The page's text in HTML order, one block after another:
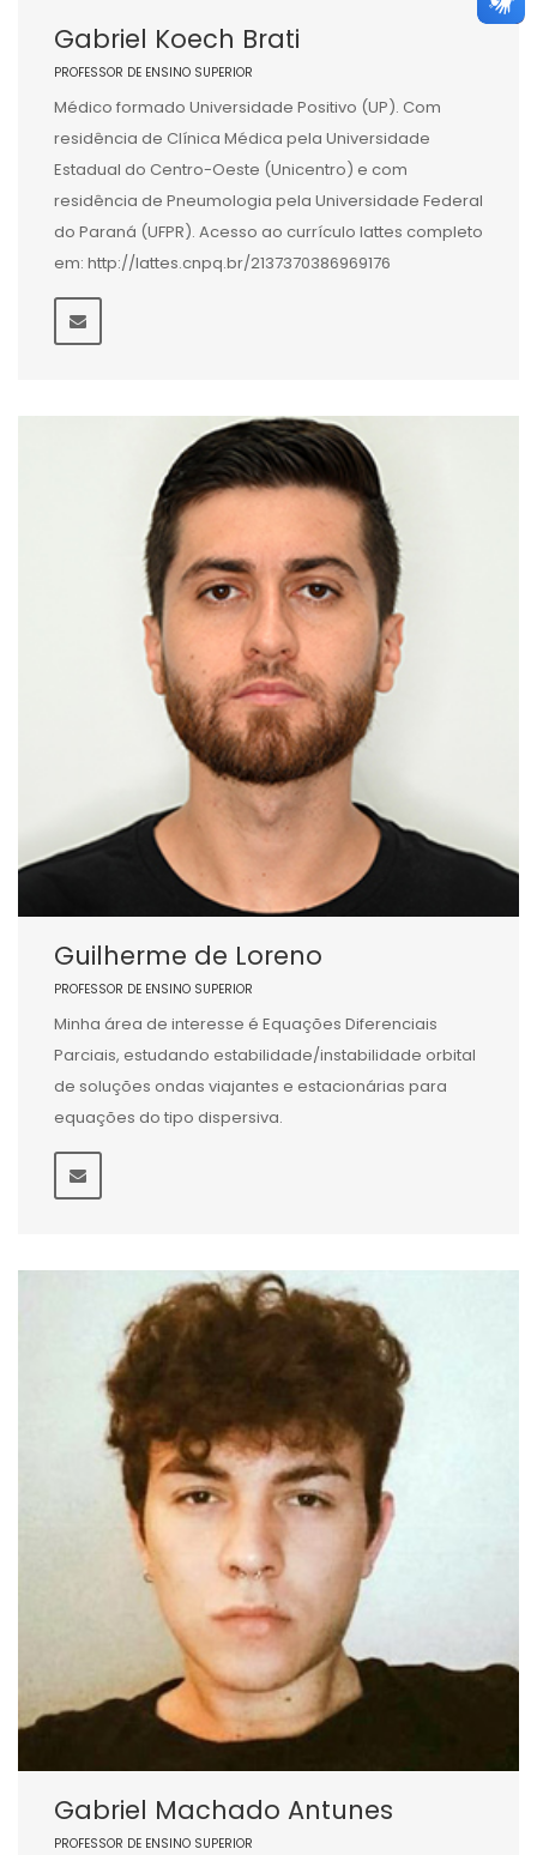
Gabriel Koech Brati
PROFESSOR DE ENSINO SUPERIOR
Médico formado Universidade Positivo (UP). Com
residência de Clínica Médica pela Universidade
Estadual do Centro-Oeste (Unicentro) e com
residência de Pneumologia pela Universidade Federal
do Paraná (UFPR). Acesso ao currículo lattes completo
em: http://lattes.cnpq.br/2137370386969176
Guilherme de Loreno
PROFESSOR DE ENSINO SUPERIOR
Minha área de interesse é Equações Diferenciais
Parciais, estudando estabilidade/instabilidade orbital
de soluções ondas viajantes e estacionárias para
equações do tipo dispersiva.
Gabriel Machado Antunes
PROFESSOR DE ENSINO SUPERIOR